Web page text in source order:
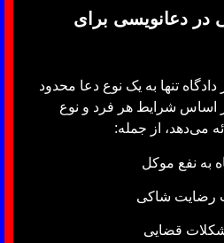
در دعانویسی برای
تنها به یک نوع دعا محدود
اساس شرایط هر فرد و نوع
می‌دهد، از جمله:
به نفع موکل
رضایت شاکی
قضایی